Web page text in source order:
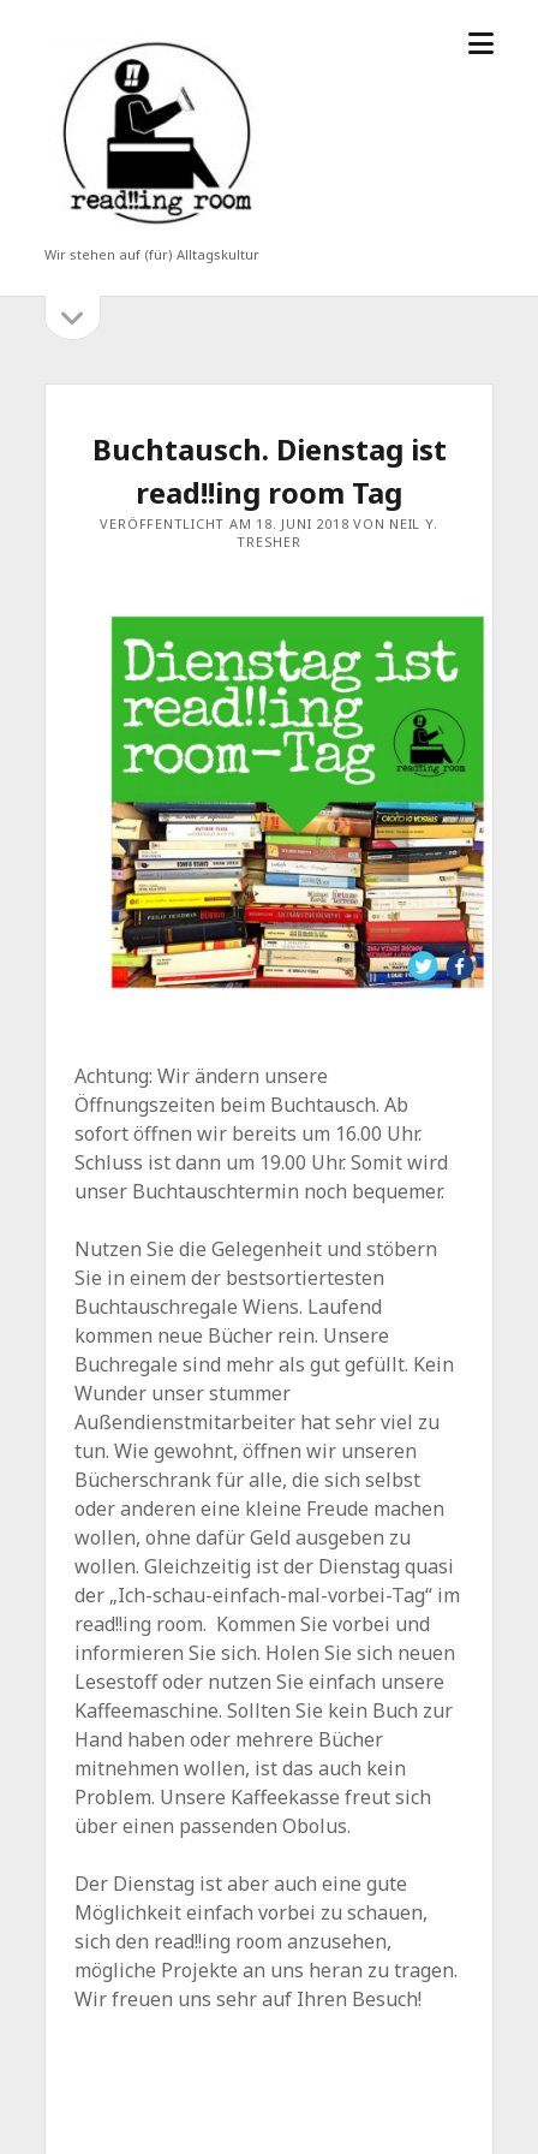
read!!ing
room
Wir stehen auf (für) Alltagskultur
Menü
Seitenleiste
öffnen
Buchtausch. Dienstag ist
read!!ing room Tag
VERÖFFENTLICHT AM 18. JUNI 2018 VON NEIL Y.
TRESHER
Achtung: Wir ändern unsere
Öffnungszeiten beim Buchtausch. Ab
sofort öffnen wir bereits um 16.00 Uhr.
Schluss ist dann um 19.00 Uhr. Somit wird
unser Buchtauschtermin noch bequemer.
Nutzen Sie die Gelegenheit und stöbern
Sie in einem der bestsortiertesten
Buchtauschregale Wiens. Laufend
kommen neue Bücher rein. Unsere
Buchregale sind mehr als gut gefüllt. Kein
Wunder unser stummer
Außendienstmitarbeiter hat sehr viel zu
tun. Wie gewohnt, öffnen wir unseren
Bücherschrank für alle, die sich selbst
oder anderen eine kleine Freude machen
wollen, ohne dafür Geld ausgeben zu
wollen. Gleichzeitig ist der Dienstag quasi
der „Ich-schau-einfach-mal-vorbei-Tag“ im
read!!ing room. Kommen Sie vorbei und
informieren Sie sich. Holen Sie sich neuen
Lesestoff oder nutzen Sie einfach unsere
Kaffeemaschine. Sollten Sie kein Buch zur
Hand haben oder mehrere Bücher
mitnehmen wollen, ist das auch kein
Problem. Unsere Kaffeekasse freut sich
über einen passenden Obolus.
Der Dienstag ist aber auch eine gute
Möglichkeit einfach vorbei zu schauen,
sich den read!!ing room anzusehen,
mögliche Projekte an uns heran zu tragen.
Wir freuen uns sehr auf Ihren Besuch!